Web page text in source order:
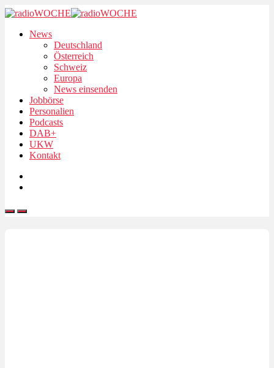
News
Deutschland
Österreich
Schweiz
Europa
News einsenden
Jobbörse
Personalien
Podcasts
DAB+
UKW
Kontakt